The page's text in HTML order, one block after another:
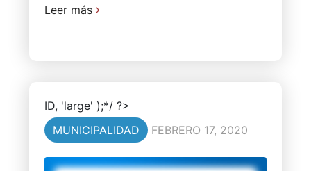
Leer más
ID, 'large' );*/ ?>
MUNICIPALIDAD
FEBRERO 17, 2020